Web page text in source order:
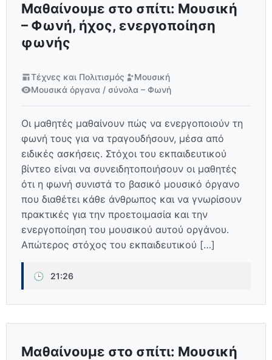
Μαθαίνουμε στο σπίτι: Μουσική
– Φωνή, ήχος, ενεργοποίηση
φωνής
Τέχνες και Πολιτισμός
Μουσική
Μουσικά όργανα / σύνολα – Φωνή
Οι μαθητές μαθαίνουν πώς να ενεργοποιούν τη
φωνή τους για να τραγουδήσουν, μέσα από
ειδικές ασκήσεις. Στόχοι του εκπαιδευτικού
βίντεο είναι να συνειδητοποιήσουν οι μαθητές
ότι η φωνή συνιστά το βασικό μουσικό όργανο
που διαθέτει κάθε άνθρωπος και να γνωρίσουν
πρακτικές για την προετοιμασία και την
ενεργοποίηση του μουσικού αυτού οργάνου.
Απώτερος στόχος του εκπαιδευτικού […]
🕒 21:26
Μαθαίνουμε στο σπίτι: Μουσική